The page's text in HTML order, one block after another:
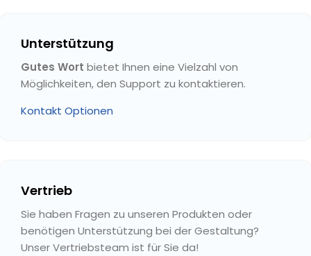
Unterstützung
Gutes Wort bietet Ihnen eine Vielzahl von
Möglichkeiten, den Support zu kontaktieren.
Kontakt Optionen
Vertrieb
Sie haben Fragen zu unseren Produkten oder
benötigen Unterstützung bei der Gestaltung?
Unser Vertriebsteam ist für Sie da!